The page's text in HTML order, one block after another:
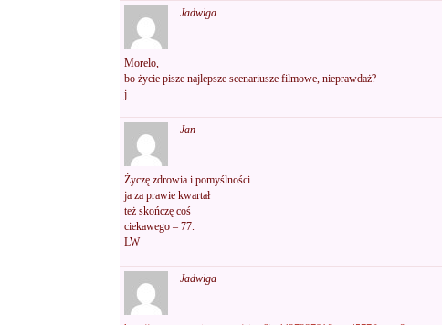
Jadwiga
Morelo,
bo życie pisze najlepsze scenariusze filmowe, nieprawdaż?
j
Jan
Życzę zdrowia i pomyślności
ja za prawie kwartał
też skończę coś
ciekawego – 77.
LW
Jadwiga